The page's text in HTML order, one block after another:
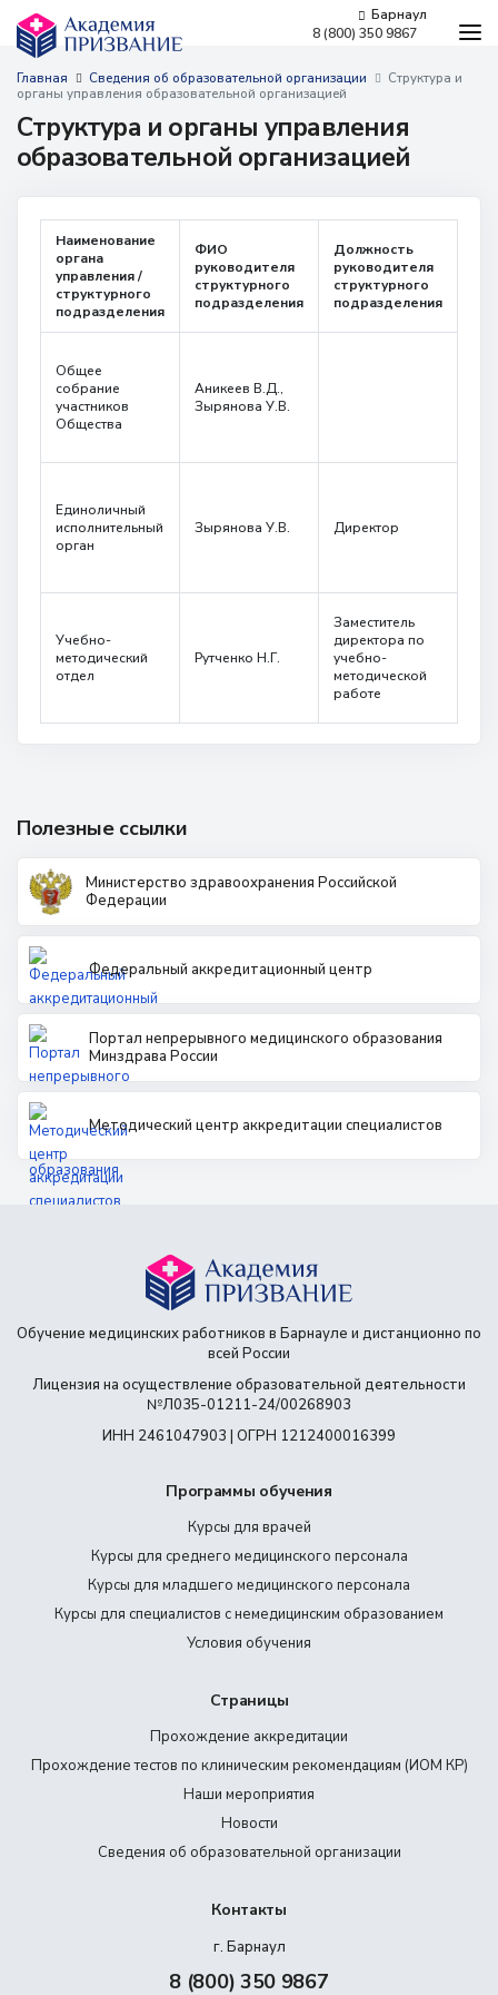
8 (800) 350 9867
Барнаул
Условия обучения
Бесплатное обучение
Для работодателей
Сведения об образовательной организации
Новости
Контакты
г. Барнаул,
8 (800) 350 9867
amo@24amo.ru
Перейти на портал дистанционного обучения
Главная Сведения об образовательной организации
Структура и
органы управления образовательной организацией
Структура и органы управления
образовательной организацией
Наименование
органа
управления /
структурного
подразделения
ФИО
руководителя
структурного
подразделения
Должность
руководителя
структурного
подразделения
Общее
собрание
участников
Общества
Аникеев В.Д.,
Зырянова У.В.
Единоличный
исполнительный
орган
Зырянова У.В. Директор
Учебно-
методический
отдел
Рутченко Н.Г.
Заместитель
директора по
учебно-
методической
работе
Полезные ссылки
Министерство здравоохранения Российской
Федерации
Федеральный аккредитационный центр
Портал непрерывного медицинского образования
Минздрава России
Методический центр аккредитации специалистов
Обучение медицинских работников в Барнауле и дистанционно по
всей России
Лицензия на осуществление образовательной деятельности
№Л035-01211-24/00268903
ИНН 2461047903 | ОГРН 1212400016399
Программы обучения
Курсы для врачей
Курсы для среднего медицинского персонала
Курсы для младшего медицинского персонала
Курсы для специалистов с немедицинским образованием
Условия обучения
Страницы
Прохождение аккредитации
Прохождение тестов по клиническим рекомендациям (ИОМ КР)
Наши мероприятия
Новости
Сведения об образовательной организации
Контакты
г. Барнаул
8 (800) 350 9867